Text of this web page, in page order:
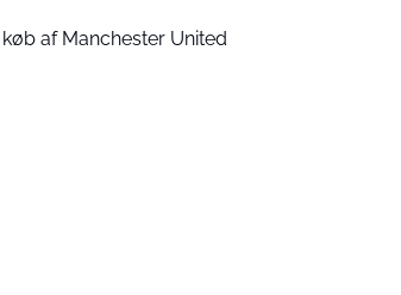
af Manchester United